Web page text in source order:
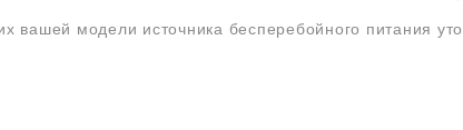
вашей модели источника бесперебойного питания